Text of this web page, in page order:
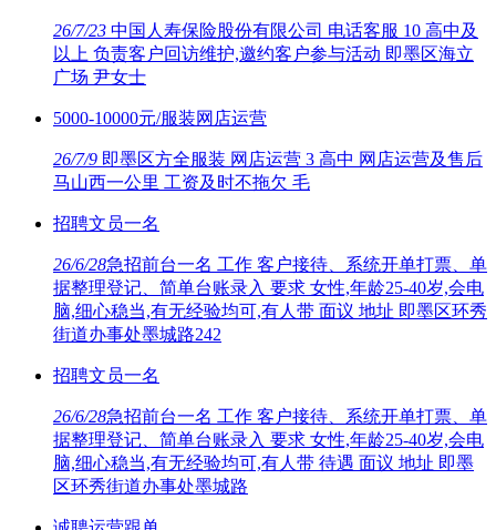
26/7/23 中国人寿保险股份有限公司 电话客服 10 高中及
以上 负责客户回访维护,邀约客户参与活动 即墨区海立
广场 尹女士
5000-10000元/服装网店运营
26/7/9 即墨区方全服装 网店运营 3 高中 网店运营及售后
马山西一公里 工资及时不拖欠 毛
招聘文员一名
26/6/28急招前台一名 工作 客户接待、系统开单打票、单
据整理登记、简单台账录入 要求 女性,年龄25-40岁,会电
脑,细心稳当,有无经验均可,有人带 面议 地址 即墨区环秀
街道办事处墨城路242
招聘文员一名
26/6/28急招前台一名 工作 客户接待、系统开单打票、单
据整理登记、简单台账录入 要求 女性,年龄25-40岁,会电
脑,细心稳当,有无经验均可,有人带 待遇 面议 地址 即墨
区环秀街道办事处墨城路